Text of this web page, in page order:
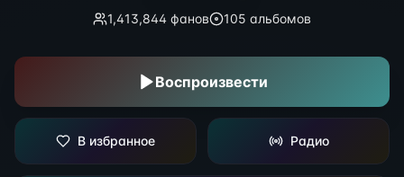
1,413,844 фанов 105 альбомов
Воспроизвести
В избранное Радио